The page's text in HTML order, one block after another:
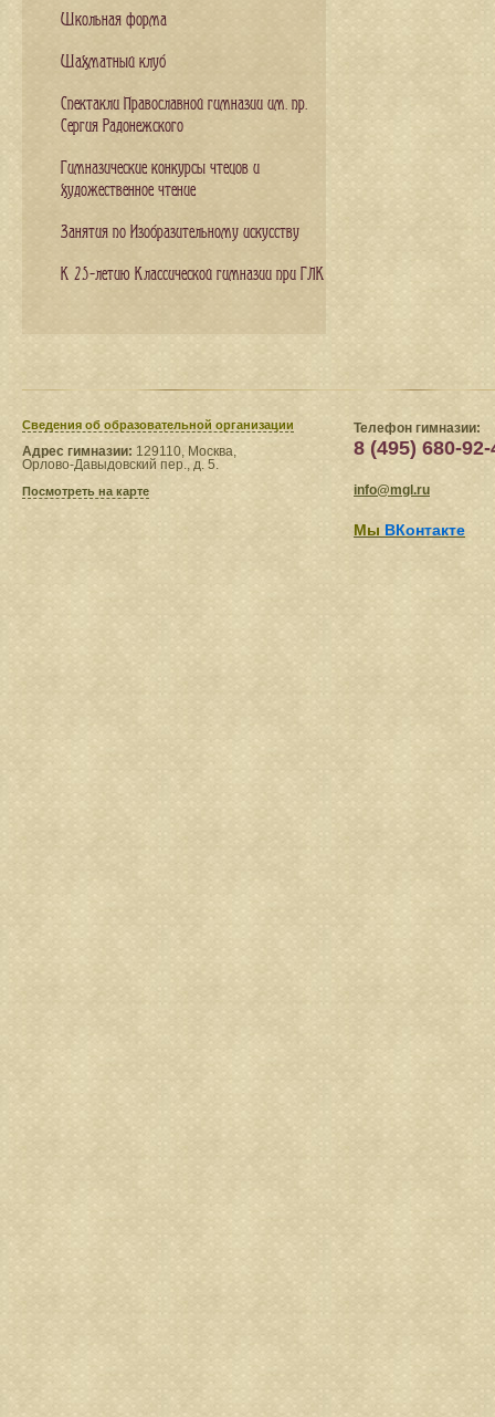
Школьная форма
Шахматный клуб
Спектакли Православной гимназии им. пр.
Сергия Радонежского
Гимназические конкурсы чтецов и
художественное чтение
Занятия по Изобразительному искусству
К 25-летию Классической гимназии при ГЛК
Сведения​ об образовательной организации
Адрес гимназии: 129110, Москва,
Орлово-Давыдовский пер., д. 5.
Посмотреть на карте
Телефон гимназии:
8 (495) 680-92-
info@mgl.ru
Мы ВКонтакте